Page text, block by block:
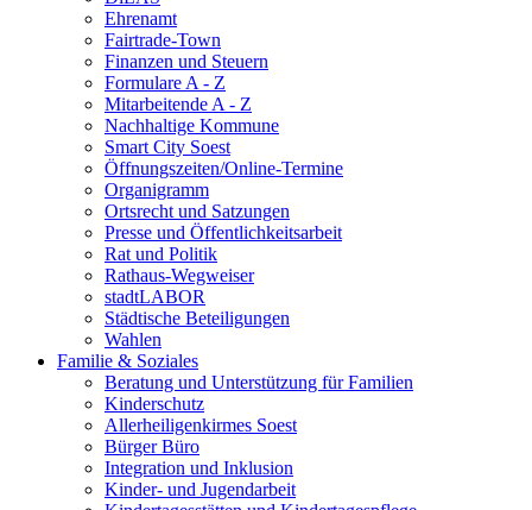
Ehrenamt
Fairtrade-Town
Finanzen und Steuern
Formulare A - Z
Mitarbeitende A - Z
Nachhaltige Kommune
Smart City Soest
Öffnungszeiten/Online-Termine
Organigramm
Ortsrecht und Satzungen
Presse und Öffentlichkeitsarbeit
Rat und Politik
Rathaus-Wegweiser
stadtLABOR
Städtische Beteiligungen
Wahlen
Familie & Soziales
Beratung und Unterstützung für Familien
Kinderschutz
Allerheiligenkirmes Soest
Bürger Büro
Integration und Inklusion
Kinder- und Jugendarbeit